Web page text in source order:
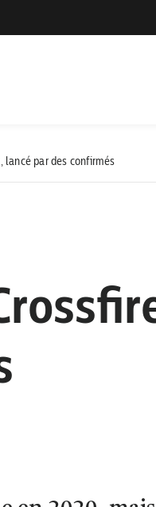
lancé par des confirmés